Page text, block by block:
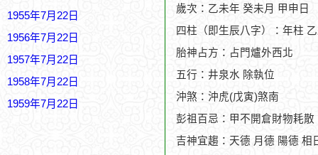
1955年7月22日
1956年7月22日
1957年7月22日
1958年7月22日
1959年7月22日
歲次：乙未年 癸未月 甲申日
四柱（即生辰八字）：年柱
胎神占方：占門爐外西北
五行：井泉水 除執位
沖煞：沖虎(戊寅)煞南
彭祖百忌：甲不開倉財物耗
吉神宜趨：天德 月德 陽德 相